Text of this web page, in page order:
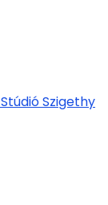
Szigethy